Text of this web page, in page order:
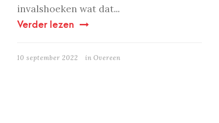
invalshoeken wat dat...
Verder lezen
10 september 2022 in Overeen